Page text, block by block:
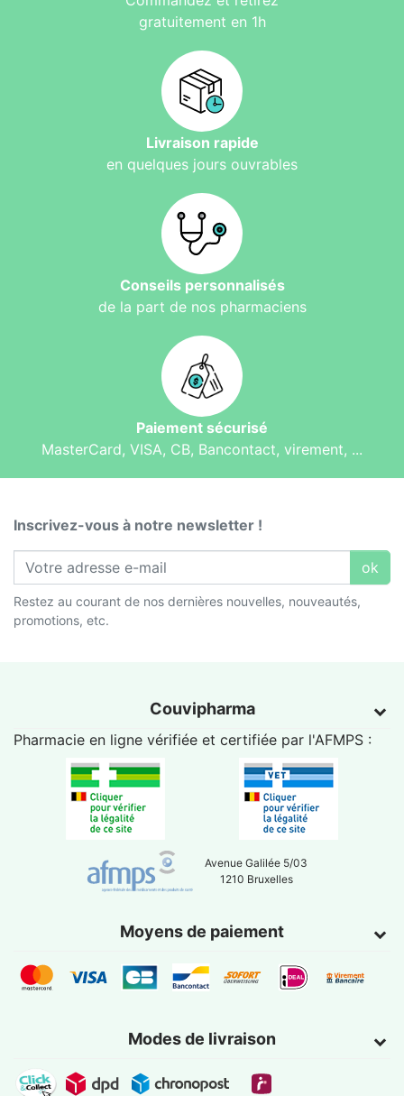
gratuitement en 1h
Livraison rapide
en quelques jours ouvrables
Conseils personnalisés
de la part de nos pharmaciens
Paiement sécurisé
MasterCard, VISA, CB, Bancontact, virement, ...
Inscrivez-vous à notre newsletter !
ok
Restez au courant de nos dernières nouvelles, nouveautés,
promotions, etc.
Couvipharma
Pharmacie en ligne vérifiée et certifiée par l'AFMPS :
Avenue Galilée 5/03
1210 Bruxelles
Moyens de paiement
Modes de livraison